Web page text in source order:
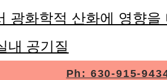
광화학적 산화에 영향을
내 공기질
Ph: 630-915-